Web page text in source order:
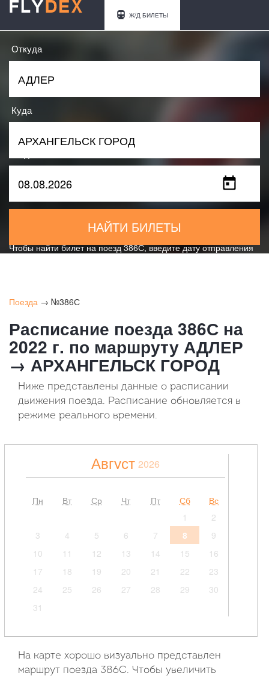
Ж/Д БИЛЕТЫ
Откуда
Куда
НАЙТИ БИЛЕТЫ
Чтобы найти билет на поезд 386С, введите дату отправления
Поезда → №386С
Расписание поезда 386С на
2022 г. по маршруту АДЛЕР
→ АРХАНГЕЛЬСК ГОРОД
Ниже представлены данные о расписании
движения поезда. Расписание обновляется в
режиме реального времени.
Август 2026
Пн Вт Ср Чт Пт Сб
Вс
1
2
3
4 5 6 7 8
9
10
11 12 13 14 15
16
17
18 19 20 21 22
23
24
25 26 27 28 29
30
31
На карте хорошо визуально представлен
маршрут поезда 386С. Чтобы увеличить